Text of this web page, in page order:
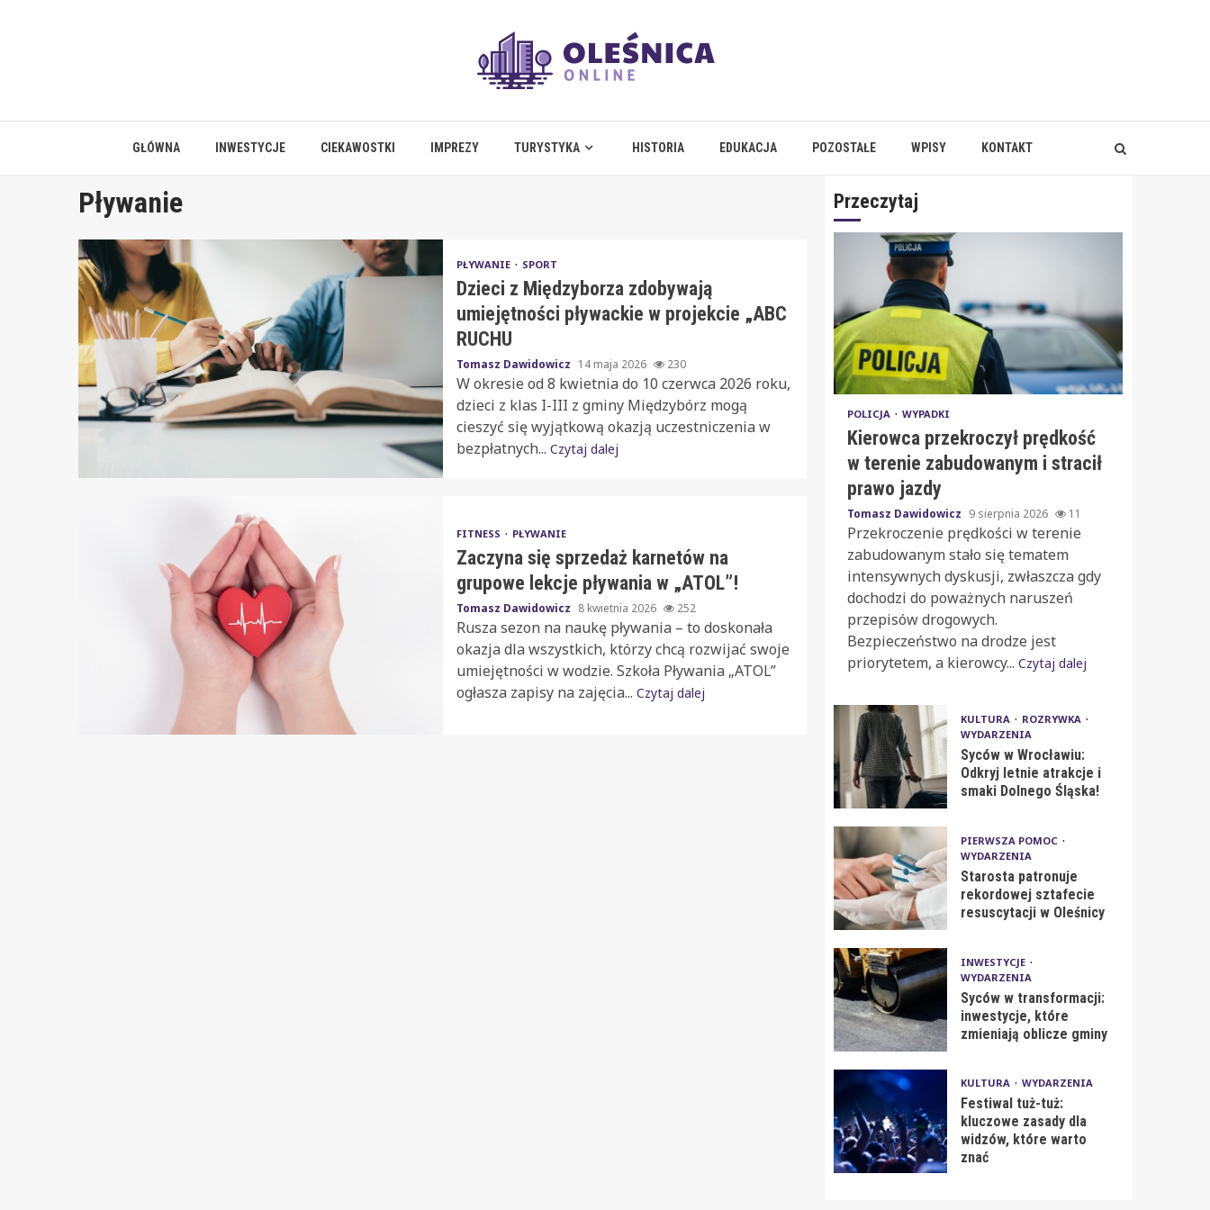
GŁÓWNA INWESTYCJE CIEKAWOSTKI IMPREZY TURYSTYKA HISTORIA EDUKACJA POZOSTAŁE WPISY KONTAKT
Pływanie
PŁYWANIE SPORT
Dzieci z Międzyborza zdobywają
umiejętności pływackie w projekcie „ABC
RUCHU
Tomasz Dawidowicz 14 maja 2026 230
W okresie od 8 kwietnia do 10 czerwca 2026 roku,
dzieci z klas I-III z gminy Międzybórz mogą
cieszyć się wyjątkową okazją uczestniczenia w
bezpłatnych... Czytaj dalej
FITNESS PŁYWANIE
Zaczyna się sprzedaż karnetów na
grupowe lekcje pływania w „ATOL”!
Tomasz Dawidowicz 8 kwietnia 2026 252
Rusza sezon na naukę pływania – to doskonała
okazja dla wszystkich, którzy chcą rozwijać swoje
umiejętności w wodzie. Szkoła Pływania „ATOL”
ogłasza zapisy na zajęcia... Czytaj dalej
Przeczytaj
POLICJA WYPADKI
Kierowca przekroczył prędkość
w terenie zabudowanym i stracił
prawo jazdy
Tomasz Dawidowicz 9 sierpnia 2026 11
Przekroczenie prędkości w terenie
zabudowanym stało się tematem
intensywnych dyskusji, zwłaszcza gdy
dochodzi do poważnych naruszeń
przepisów drogowych.
Bezpieczeństwo na drodze jest
priorytetem, a kierowcy... Czytaj dalej
KULTURA
ROZRYWKA
WYDARZENIA
Syców w Wrocławiu:
Odkryj letnie atrakcje i
smaki Dolnego Śląska!
PIERWSZA POMOC
WYDARZENIA
Starosta patronuje
rekordowej sztafecie
resuscytacji w Oleśnicy
INWESTYCJE
WYDARZENIA
Syców w transformacji:
inwestycje, które
zmieniają oblicze gminy
KULTURA WYDARZENIA
Festiwal tuż-tuż:
kluczowe zasady dla
widzów, które warto
znać